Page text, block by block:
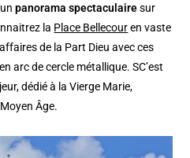
unpanorama spectaculairesur
la Place Bellecouren vaste
de la Part Dieu avec ces
arc de cercle métallique. SC’est
dédié à la Vierge Marie,
Âge.